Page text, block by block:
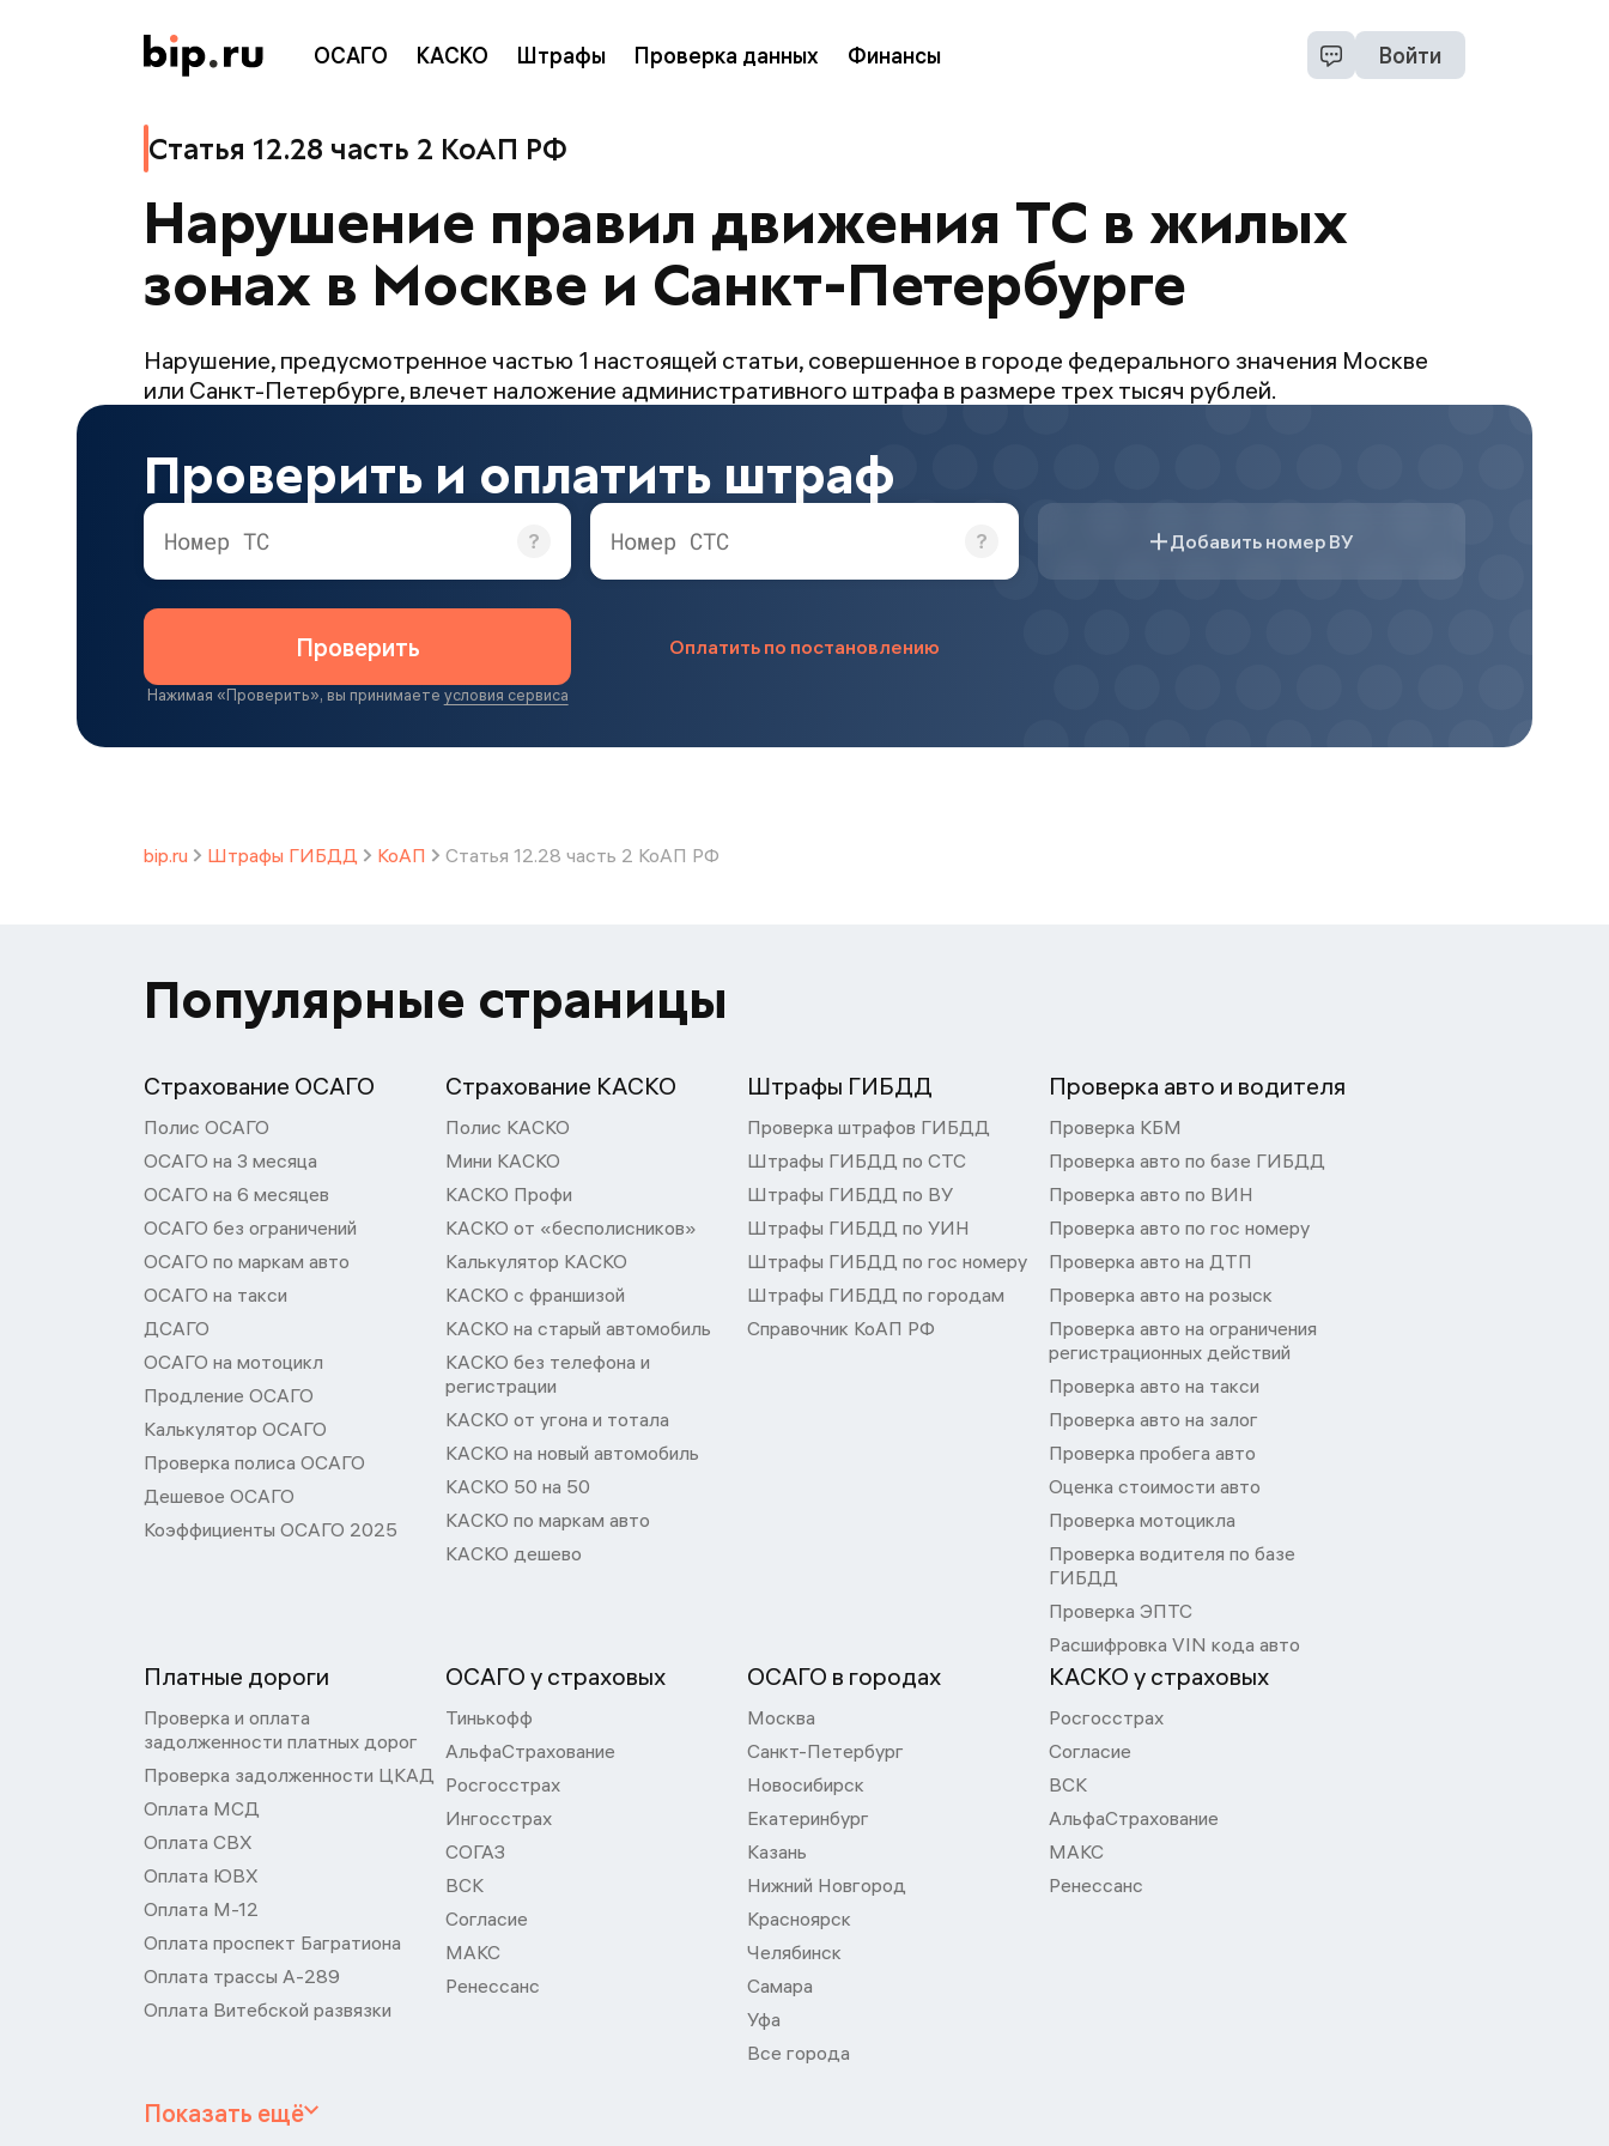
ОСАГО КАСКО Штрафы Проверка данных Финансы Войти
Статья 12.28 часть 2 КоАП РФ
Нарушение правил движения ТС в жилых
зонах в Москве и Санкт-Петербурге
Нарушение, предусмотренное частью 1 настоящей статьи, совершенное в городе федерального значения Москве
или Санкт-Петербурге, влечет наложение административного штрафа в размере трех тысяч рублей.
Проверить и оплатить штраф
Номер ТС Номер СТС Добавить номер ВУ
Проверить
Нажимая «Проверить», вы принимаете условия сервиса
Оплатить по постановлению
bip.ru Штрафы ГИБДД КоАП Статья 12.28 часть 2 КоАП РФ
Популярные страницы
Страхование ОСАГО
Полис ОСАГО
ОСАГО на 3 месяца
ОСАГО на 6 месяцев
ОСАГО без ограничений
ОСАГО по маркам авто
ОСАГО на такси
ДСАГО
ОСАГО на мотоцикл
Продление ОСАГО
Калькулятор ОСАГО
Проверка полиса ОСАГО
Дешевое ОСАГО
Коэффициенты ОСАГО 2025
Страхование КАСКО
Полис КАСКО
Мини КАСКО
КАСКО Профи
КАСКО от «бесполисников»
Калькулятор КАСКО
КАСКО с франшизой
КАСКО на старый автомобиль
КАСКО без телефона и
регистрации
КАСКО от угона и тотала
КАСКО на новый автомобиль
КАСКО 50 на 50
КАСКО по маркам авто
КАСКО дешево
Штрафы ГИБДД
Проверка штрафов ГИБДД
Штрафы ГИБДД по СТС
Штрафы ГИБДД по ВУ
Штрафы ГИБДД по УИН
Штрафы ГИБДД по гос номеру
Штрафы ГИБДД по городам
Справочник КоАП РФ
Проверка авто и водителя
Проверка КБМ
Проверка авто по базе ГИБДД
Проверка авто по ВИН
Проверка авто по гос номеру
Проверка авто на ДТП
Проверка авто на розыск
Проверка авто на ограничения
регистрационных действий
Проверка авто на такси
Проверка авто на залог
Проверка пробега авто
Оценка стоимости авто
Проверка мотоцикла
Проверка водителя по базе
ГИБДД
Проверка ЭПТС
Расшифровка VIN кода авто
Платные дороги
Проверка и оплата
задолженности платных дорог
Проверка задолженности ЦКАД
Оплата МСД
Оплата СВХ
Оплата ЮВХ
Оплата М-12
Оплата проспект Багратиона
Оплата трассы А-289
Оплата Витебской развязки
ОСАГО у страховых
Тинькофф
АльфаСтрахование
Росгосстрах
Ингосстрах
СОГАЗ
ВСК
Согласие
МАКС
Ренессанс
ОСАГО в городах
Москва
Санкт-Петербург
Новосибирск
Екатеринбург
Казань
Нижний Новгород
Красноярск
Челябинск
Самара
Уфа
Все города
КАСКО у страховых
Росгосстрах
Согласие
ВСК
АльфаСтрахование
МАКС
Ренессанс
Показать ещё